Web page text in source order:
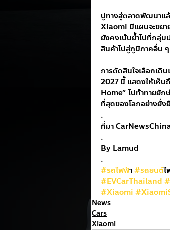
ปูทางสู่ตลาดพัฒนาแ
Xiaomi มีแผนจะขย
ยังคงเน้นย้ำไปที่กลุ่ม
สินค้าไปสู่ภูมิภาคอื่น
การตัดสินใจเลือกเ
2027 นี้ แสดงให้เห็น
Home” ไปท้าทายยั
ที่สุดของโลกอย่างยั่ง
.
ที่มา
.
By Lamud
.
#รถไฟฟ้า #รถยนต
#EVCarThailand
#Xiaomi
News
Cars
Xiaomi